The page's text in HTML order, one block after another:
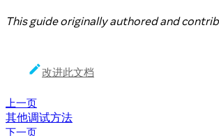
This guide originally authored and
改进此文档
上一页
其他调试方法
下一页